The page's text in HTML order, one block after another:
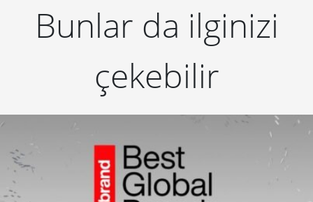
Bunlar da ilginizi
çekebilir